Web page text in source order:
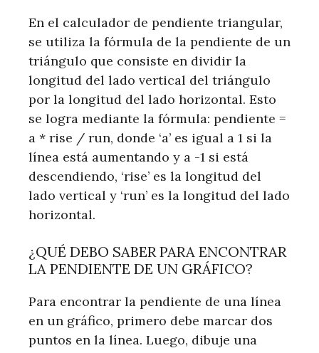
En el calculador de pendiente triangular,
se utiliza la fórmula de la pendiente de un
triángulo que consiste en dividir la
longitud del lado vertical del triángulo
por la longitud del lado horizontal. Esto
se logra mediante la fórmula: pendiente =
a * rise / run, donde ‘a’ es igual a 1 si la
línea está aumentando y a -1 si está
descendiendo, ‘rise’ es la longitud del
lado vertical y ‘run’ es la longitud del lado
horizontal.
¿QUÉ DEBO SABER PARA ENCONTRAR
LA PENDIENTE DE UN GRÁFICO?
Para encontrar la pendiente de una línea
en un gráfico, primero debe marcar dos
puntos en la línea. Luego, dibuje una